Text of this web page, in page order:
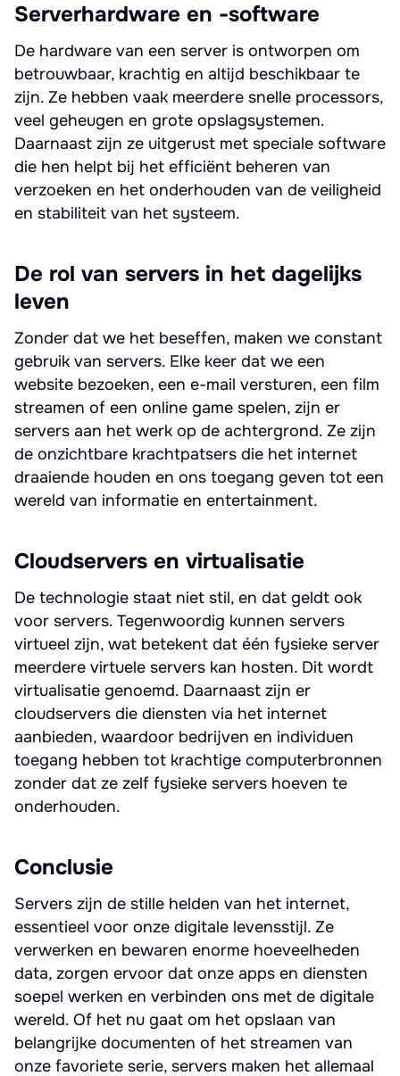
Serverhardware en -software
De hardware van een server is ontworpen om
betrouwbaar, krachtig en altijd beschikbaar te
zijn. Ze hebben vaak meerdere snelle processors,
veel geheugen en grote opslagsystemen.
Daarnaast zijn ze uitgerust met speciale software
die hen helpt bij het efficiënt beheren van
verzoeken en het onderhouden van de veiligheid
en stabiliteit van het systeem.
De rol van servers in het dagelijks
leven
Zonder dat we het beseffen, maken we constant
gebruik van servers. Elke keer dat we een
website bezoeken, een e-mail versturen, een film
streamen of een online game spelen, zijn er
servers aan het werk op de achtergrond. Ze zijn
de onzichtbare krachtpatsers die het internet
draaiende houden en ons toegang geven tot een
wereld van informatie en entertainment.
Cloudservers en virtualisatie
De technologie staat niet stil, en dat geldt ook
voor servers. Tegenwoordig kunnen servers
virtueel zijn, wat betekent dat één fysieke server
meerdere virtuele servers kan hosten. Dit wordt
virtualisatie genoemd. Daarnaast zijn er
cloudservers die diensten via het internet
aanbieden, waardoor bedrijven en individuen
toegang hebben tot krachtige computerbronnen
zonder dat ze zelf fysieke servers hoeven te
onderhouden.
Conclusie
Servers zijn de stille helden van het internet,
essentieel voor onze digitale levensstijl. Ze
verwerken en bewaren enorme hoeveelheden
data, zorgen ervoor dat onze apps en diensten
soepel werken en verbinden ons met de digitale
wereld. Of het nu gaat om het opslaan van
belangrijke documenten of het streamen van
onze favoriete serie, servers maken het allemaal